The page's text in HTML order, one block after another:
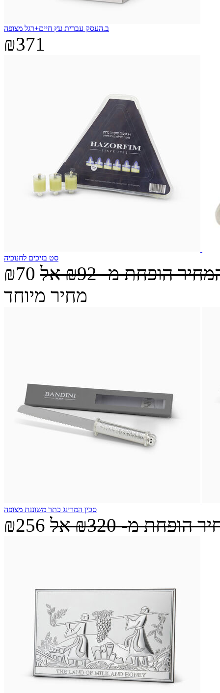
ב.העסק עברית עץ חיים+רגל מצופה
₪371
סט בזיכים לחנוכיה
₪70 הופחת מ-₪92 אל
מחיר מיוחד
סכין המרינג כתר משוננת מצופה
₪256 הופחת מ-₪320 אל